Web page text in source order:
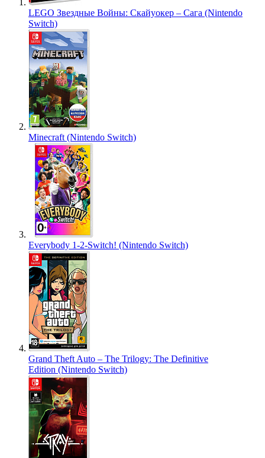
LEGO Звездные Войны: Скайуокер – Сага (Nintendo
Switch)
Minecraft (Nintendo Switch)
Everybody 1-2-Switch! (Nintendo Switch)
Grand Theft Auto – The Trilogy: The Definitive
Edition (Nintendo Switch)